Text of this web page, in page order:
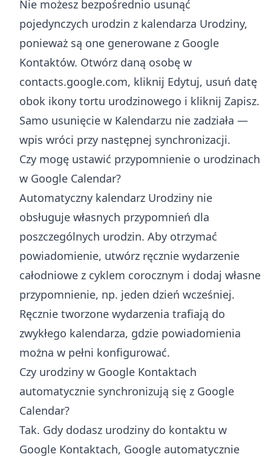
Nie możesz bezpośrednio usunąć
pojedynczych urodzin z kalendarza Urodziny,
ponieważ są one generowane z Google
Kontaktów. Otwórz daną osobę w
contacts.google.com, kliknij Edytuj, usuń datę
obok ikony tortu urodzinowego i kliknij Zapisz.
Samo usunięcie w Kalendarzu nie zadziała —
wpis wróci przy następnej synchronizacji.
Czy mogę ustawić przypomnienie o urodzinach
w Google Calendar?
Automatyczny kalendarz Urodziny nie
obsługuje własnych przypomnień dla
poszczególnych urodzin. Aby otrzymać
powiadomienie, utwórz ręcznie wydarzenie
całodniowe z cyklem corocznym i dodaj własne
przypomnienie, np. jeden dzień wcześniej.
Ręcznie tworzone wydarzenia trafiają do
zwykłego kalendarza, gdzie powiadomienia
można w pełni konfigurować.
Czy urodziny w Google Kontaktach
automatycznie synchronizują się z Google
Calendar?
Tak. Gdy dodasz urodziny do kontaktu w
Google Kontaktach, Google automatycznie